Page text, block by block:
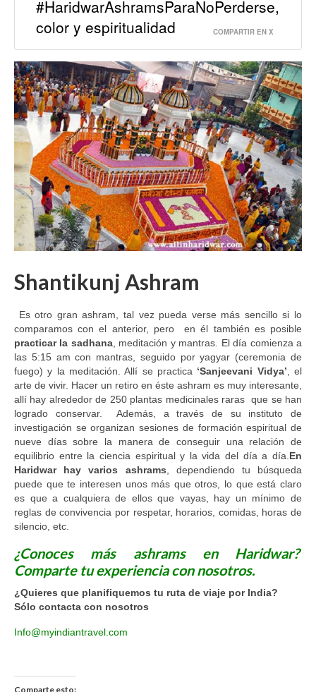
#HaridwarAshramsParaNoPerderse,
color y espiritualidad
COMPARTIR EN X
Shantikunj Ashram
Es otro gran ashram, tal vez pueda verse más sencillo si lo
comparamos con el anterior, pero en él también es posible
practicar la sadhana, meditación y mantras. El día comienza a
las 5:15 am con mantras, seguido por yagyar (ceremonia de
fuego) y la meditación. Allí se practica ‘Sanjeevani Vidya’ , el
arte de vivir. Hacer un retiro en éste ashram es muy interesante,
allí hay alrededor de 250 plantas medicinales raras que se han
logrado conservar. Además, a través de su instituto de
investigación se organizan sesiones de formación espiritual de
nueve días sobre la manera de conseguir una relación de
equilibrio entre la ciencia espiritual y la vida del día a día. En
Haridwar hay varios ashrams , dependiendo tu búsqueda
puede que te interesen unos más que otros, lo que está claro
es que a cualquiera de ellos que vayas, hay un mínimo de
reglas de convivencia por respetar, horarios, comidas, horas de
silencio, etc.
¿Conoces más ashrams en Haridwar?
Comparte tu experiencia con nosotros.
¿Quieres que planifiquemos tu ruta de viaje por India?
Sólo contacta con nosotros
Info@myindiantravel.com
Comparte esto: